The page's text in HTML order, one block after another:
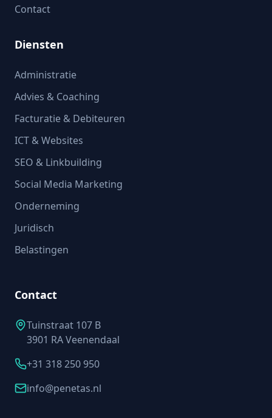
Contact
Diensten
Administratie
Advies & Coaching
Facturatie & Debiteuren
ICT & Websites
SEO & Linkbuilding
Social Media Marketing
Onderneming
Juridisch
Belastingen
Contact
Tuinstraat 107 B
3901 RA Veenendaal
+31 318 250 950
info@penetas.nl